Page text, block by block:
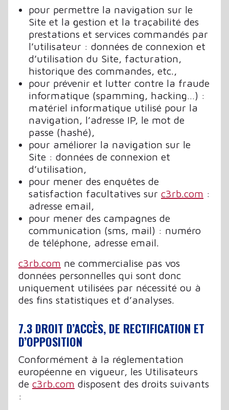
pour permettre la navigation sur le
Site et la gestion et la traçabilité des
prestations et services commandés par
l’utilisateur : données de connexion et
d’utilisation du Site, facturation,
historique des commandes, etc.,
pour prévenir et lutter contre la fraude
informatique (spamming, hacking…) :
matériel informatique utilisé pour la
navigation, l’adresse IP, le mot de
passe (hashé),
pour améliorer la navigation sur le
Site : données de connexion et
d’utilisation,
pour mener des enquêtes de
satisfaction facultatives sur c3rb.com :
adresse email,
pour mener des campagnes de
communication (sms, mail) : numéro
de téléphone, adresse email.
c3rb.com ne commercialise pas vos
données personnelles qui sont donc
uniquement utilisées par nécessité ou à
des fins statistiques et d’analyses.
7.3 DROIT D’ACCÈS, DE RECTIFICATION ET
D’OPPOSITION
Conformément à la réglementation
européenne en vigueur, les Utilisateurs
de c3rb.com disposent des droits suivants
: